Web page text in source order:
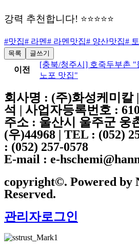
강력 추천합니다! ⭐⭐⭐⭐⭐
#맛집# 라멘 # 라멘맛집# 양산맛집#
목록 글쓰기
이전
[충북/청주시] 호죽두부촌 "
노포 맛집"
회사명 : (주)화성케미칼
석 | 사업자등록번호 :
주소 : 울산시 울주군 웅
(우)44968 | TEL : (052)
: (052) 257-0578
E-mail : e-
copyright©. Powered by
Reserved.
관리자로그인